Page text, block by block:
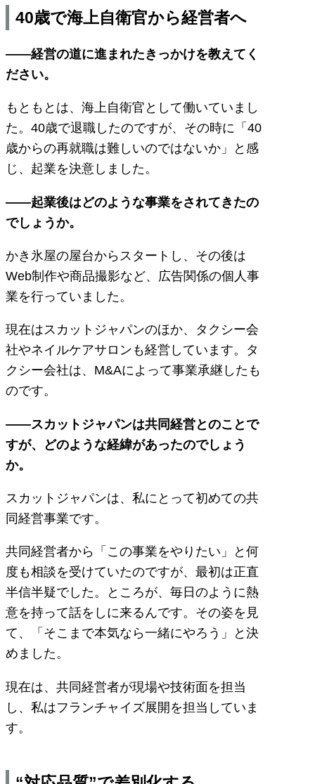
40歳で海上自衛官から経営者へ
――経営の道に進まれたきっかけを教えてく
ださい。
もともとは、海上自衛官として働いていまし
た。40歳で退職したのですが、その時に「40
歳からの再就職は難しいのではないか」と感
じ、起業を決意しました。
――起業後はどのような事業をされてきたの
でしょうか。
かき氷屋の屋台からスタートし、その後は
Web制作や商品撮影など、広告関係の個人事
業を行っていました。
現在はスカットジャパンのほか、タクシー会
社やネイルケアサロンも経営しています。タ
クシー会社は、M&Aによって事業承継したも
のです。
――スカットジャパンは共同経営とのことで
すが、どのような経緯があったのでしょう
か。
スカットジャパンは、私にとって初めての共
同経営事業です。
共同経営者から「この事業をやりたい」と何
度も相談を受けていたのですが、最初は正直
半信半疑でした。ところが、毎日のように熱
意を持って話をしに来るんです。その姿を見
て、「そこまで本気なら一緒にやろう」と決
めました。
現在は、共同経営者が現場や技術面を担当
し、私はフランチャイズ展開を担当していま
す。